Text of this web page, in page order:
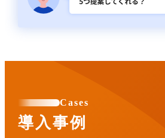
Cases
導入事例